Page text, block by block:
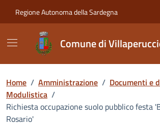
Regione Autonoma della Sardegna
Comune di
Home / Amministrazione / Documenti e
Modulistica /
Richiesta occupazione suolo pubblico festa
Rosario'